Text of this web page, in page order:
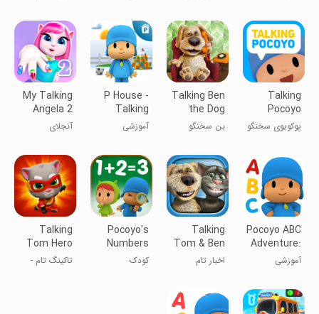
مسابقه ماشین
کودکان
سخنگو
Talking
Pocoyo
پوکویوی سخنگو
Talking Ben
the Dog
بن سخنگو
P House -
Talking
Pocoyo 2
آموزشی
My Talking
Angela 2
آنجلای
Pocoyo ABC
Adventure:
Alphabet
آموزشی
Talking
Tom & Ben
News
اخبار تام
Pocoyo's
Numbers
game: 1, 2,
3
کودک
Talking
Tom Hero
Dash
تاکینگ تام -